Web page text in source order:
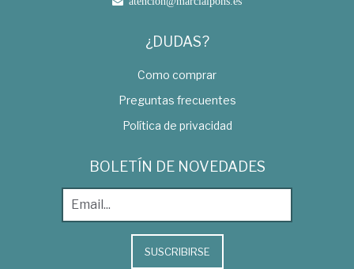
¿DUDAS?
Como comprar
Preguntas frecuentes
Política de privacidad
BOLETÍN DE NOVEDADES
SUSCRIBIRSE